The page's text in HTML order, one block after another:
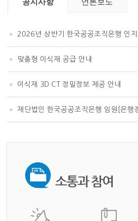
맞춤형 이식재 공급 안내
이식재 3D CT 정밀정보 제공 안내